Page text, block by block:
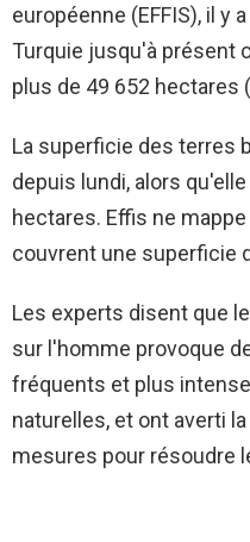
européenne (EFFIS), il y
Turquie jusqu'à présent
plus de 49 652 hectares
La superficie des terres
depuis lundi, alors
hectares. Effis ne
couvrent une superficie
Les experts disent que
sur l'homme provoque
fréquents et plus
naturelles, et ont averti
mesures pour résoudre